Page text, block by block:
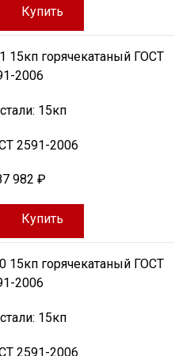
Купить
15кп горячекатаный ГОСТ
2006
15кп
2591-2006
982 ₽
Купить
15кп горячекатаный ГОСТ
2006
15кп
2591-2006